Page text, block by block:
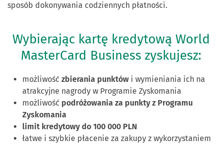
sposób dokonywania codziennych płatności.
Wybierając kartę kredytową World
MasterCard Business zyskujesz:
możliwość zbierania punktów i wymieniania ich na
atrakcyjne nagrody w Programie Zyskomania
możliwość podróżowania za punkty z Programu
Zyskomania
limit kredytowy do 100 000 PLN
łatwe i szybkie płacenie za zakupy z wykorzystaniem